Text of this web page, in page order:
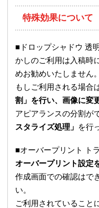
特殊効果について
■ドロップシャドウ 透
かしのご利用は入稿時
めお勧めいたしません。
もしご利用される場合
割」を行い、画像に変
アピアランスの分割が
スタライズ処理」 を行
■オーバープリント ト
オーバープリント設定
作成画面での確認はで
い。
ご利用されていること